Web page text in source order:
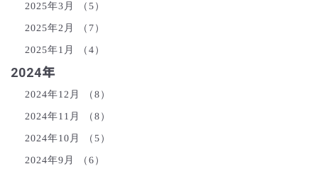
2025年3月 （5）
2025年2月 （7）
2025年1月 （4）
2024年
2024年12月 （8）
2024年11月 （8）
2024年10月 （5）
2024年9月 （6）